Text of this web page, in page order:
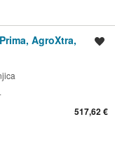
AgroXtra,
517,62 €